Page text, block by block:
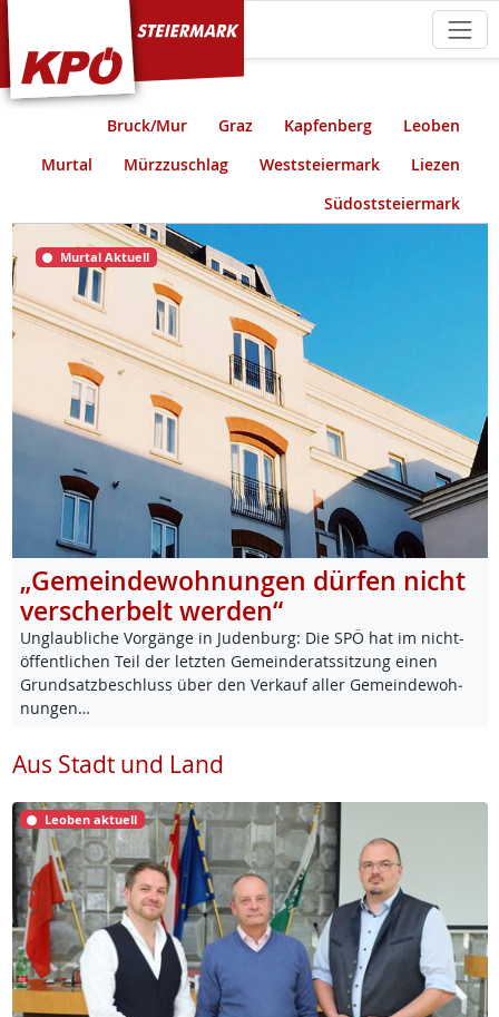
KPÖ Steiermark
Bruck/Mur Graz Kapfenberg
Leoben
Murtal
Mürzzuschlag Weststeiermark
Liezen
Südoststeiermark
Murtal Aktuell
„Gemeindewohnungen dürfen nicht
verscherbelt werden“
Un­glaub­li­che Vor­gän­ge in Ju­den­burg: Die SPÖ hat im nicht-
öf­f­ent­li­chen Teil der letz­ten Ge­mein­de­rats­sit­zung ei­nen
Grund­satz­be­schluss über den Ver­kauf al­ler Ge­mein­de­woh­
nun­gen…
Aus Stadt und Land
Leoben aktuell